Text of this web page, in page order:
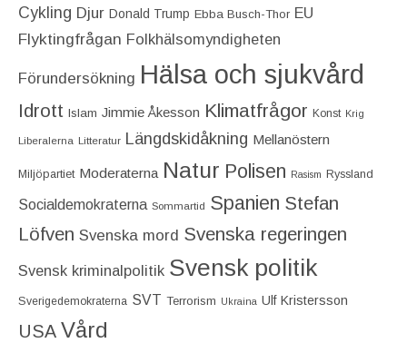
Cykling Djur Donald Trump Ebba Busch-Thor EU
Flyktingfrågan Folkhälsomyndigheten
Förundersökning Hälsa och sjukvård
Idrott Islam Jimmie Åkesson Klimatfrågor Konst Krig
Liberalerna Litteratur Längdskidåkning Mellanöstern
Miljöpartiet Moderaterna Natur Polisen Rasism Ryssland
Socialdemokraterna Sommartid Spanien Stefan
Löfven Svenska mord Svenska regeringen
Svensk kriminalpolitik Svensk politik
Sverigedemokraterna SVT Terrorism Ukraina Ulf Kristersson
USA Vård